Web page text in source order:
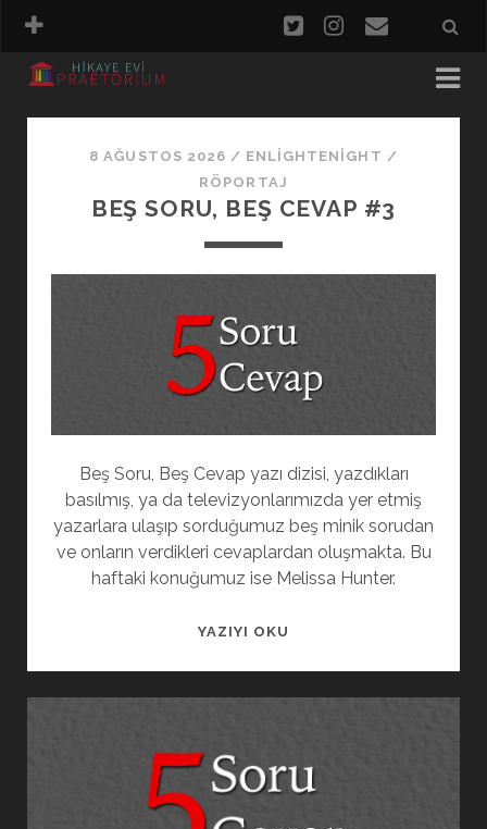
8 AĞUSTOS 2026 / ENLIGHTENIGHT /
RÖPORTAJ
BEŞ SORU, BEŞ CEVAP #3
Beş Soru, Beş Cevap yazı dizisi, yazdıkları
basılmış, ya da televizyonlarımızda yer etmiş
yazarlara ulaşıp sorduğumuz beş minik sorudan
ve onların verdikleri cevaplardan oluşmakta. Bu
haftaki konuğumuz ise Melissa Hunter.
YAZIYI OKU